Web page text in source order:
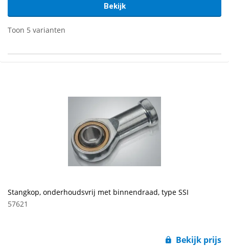
Bekijk
Toon 5 varianten
Stangkop, onderhoudsvrij met binnendraad, type SSI
57621
Bekijk prijs